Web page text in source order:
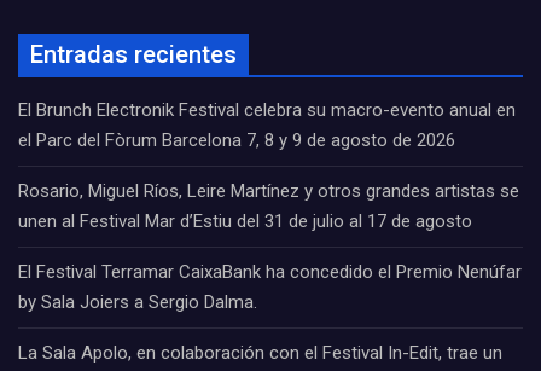
Entradas recientes
El Brunch Electronik Festival celebra su macro-evento anual en
el Parc del Fòrum Barcelona 7, 8 y 9 de agosto de 2026
Rosario, Miguel Ríos, Leire Martínez y otros grandes artistas se
unen al Festival Mar d’Estiu del 31 de julio al 17 de agosto
El Festival Terramar CaixaBank ha concedido el Premio Nenúfar
by Sala Joiers a Sergio Dalma.
La Sala Apolo, en colaboración con el Festival In-Edit, trae un